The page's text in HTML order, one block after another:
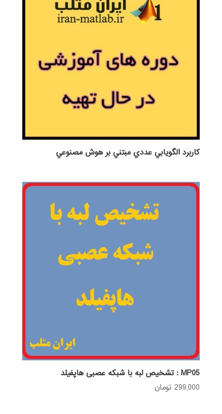
كاربرد الگويابي عددي مبتني بر هوش مصنوعي
MP05 : تشخیص لبه با شبکه عصبی هاپفیلد
299,000 تومان